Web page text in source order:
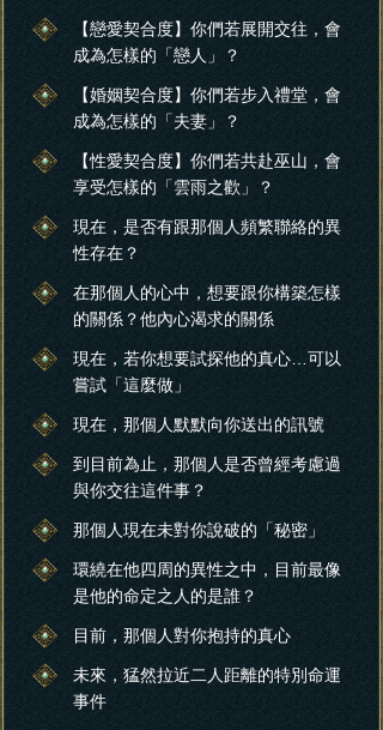
【戀愛契合度】你們若展開交往，會
成為怎樣的「戀人」？
【婚姻契合度】你們若步入禮堂，會
成為怎樣的「夫妻」？
【性愛契合度】你們若共赴巫山，會
享受怎樣的「雲雨之歡」？
現在，是否有跟那個人頻繁聯絡的異
性存在？
在那個人的心中，想要跟你構築怎樣
的關係？他內心渴求的關係
現在，若你想要試探他的真心…可以
嘗試「這麼做」
現在，那個人默默向你送出的訊號
到目前為止，那個人是否曾經考慮過
與你交往這件事？
那個人現在未對你說破的「秘密」
環繞在他四周的異性之中，目前最像
是他的命定之人的是誰？
目前，那個人對你抱持的真心
未來，猛然拉近二人距離的特別命運
事件